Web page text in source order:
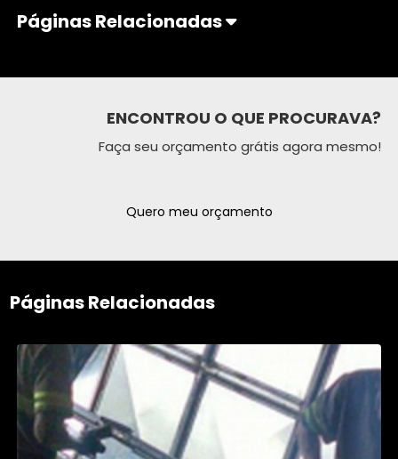
Páginas Relacionadas
ENCONTROU O QUE PROCURAVA?
Faça seu orçamento grátis agora mesmo!
Quero meu orçamento
Páginas Relacionadas